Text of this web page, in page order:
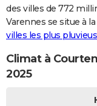
des villes de 772
Varennes se situe à
villes les plus
Climat à
2025